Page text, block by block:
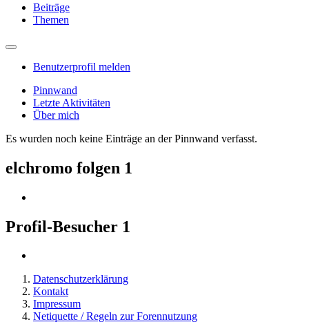
Beiträge
Themen
Benutzerprofil melden
Pinnwand
Letzte Aktivitäten
Über mich
Es wurden noch keine Einträge an der Pinnwand verfasst.
elchromo folgen 1
Profil-Besucher 1
Datenschutzerklärung
Kontakt
Impressum
Netiquette / Regeln zur Forennutzung